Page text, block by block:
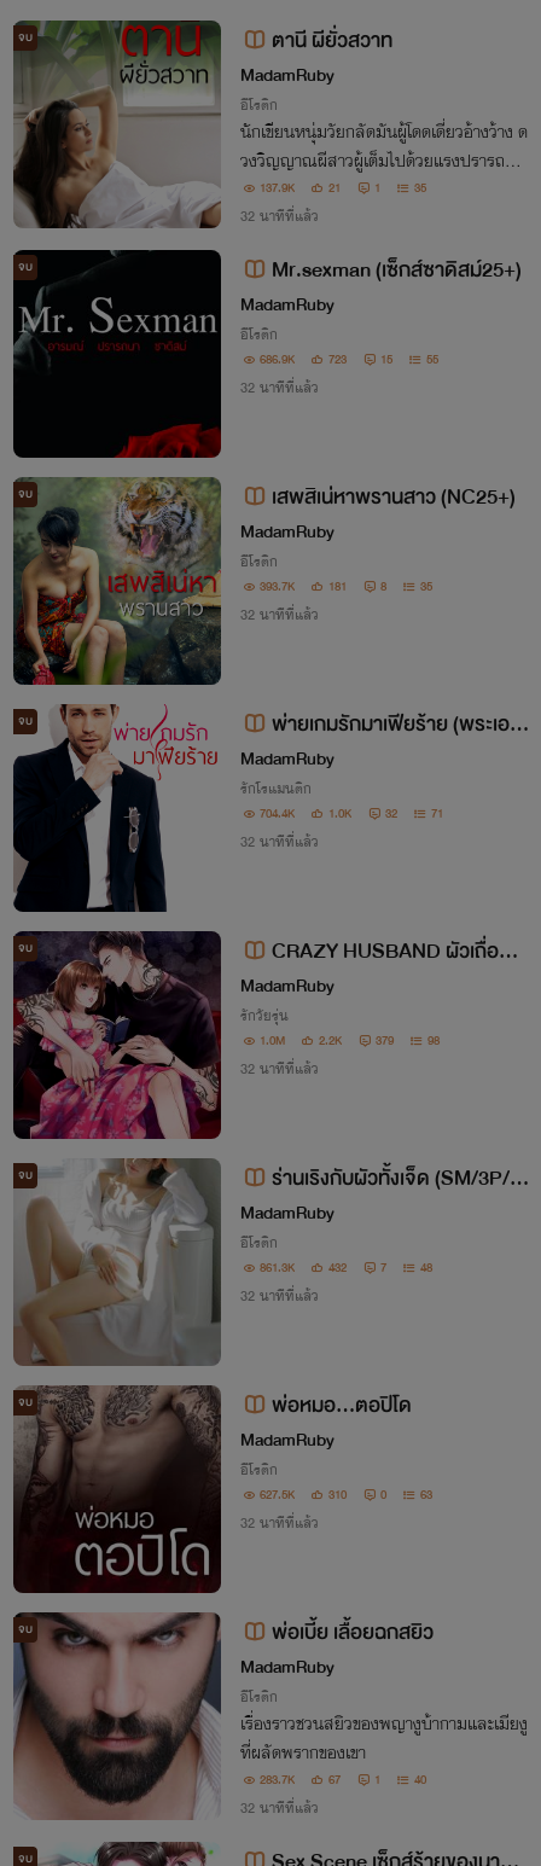
จบ ตานี ผียั่วสวาท
MadamRuby
อีโรติก
นักเขียนหนุ่มวัยกลัดมันผู้โดดเดี่ยวอ้างว้าง ด
วงวิญญาณผีสาวผู้เต็มไปด้วยแรงปรารถนา
อันเริงร้อน เมื่อทั้งสองได้ถูกพรหมลิขิตชักพ
าให้มาพบกัน… สัมพันธ์สวาทจึงปะทุขึ้น
137.9K 21 1 35
32 นาทีที่แล้ว
จบ Mr.sexman (เซ็กส์ซาดิสม์25+)
MadamRuby
อีโรติก
686.9K 723 15 55
32 นาทีที่แล้ว
จบ เสพสิเน่หาพรานสาว (NC25+)
MadamRuby
อีโรติก
393.7K 181 8 35
32 นาทีที่แล้ว
จบ
พ่ายเกมรักมาเฟียร้าย (พระเอก
หื่นเซ็กส์จัด)
MadamRuby
รักโรแมนติก
704.4K 1.0K 32 71
32 นาทีที่แล้ว
จบ
CRAZY HUSBAND ผัวเถื่อน
(SM/NC21+)
MadamRuby
รักวัยรุ่น
1.0M 2.2K 379 98
32 นาทีที่แล้ว
จบ
ร่านเริงกับผัวทั้งเจ็ด (SM/3P/4
P/)
MadamRuby
อีโรติก
861.3K 432 7 48
32 นาทีที่แล้ว
จบ พ่อหมอ...ตอปิโด
MadamRuby
อีโรติก
627.5K 310 0 63
32 นาทีที่แล้ว
จบ พ่อเบี้ย เลื้อยฉกสยิว
MadamRuby
อีโรติก
เรื่องราวชวนสยิวของพญางูบ้ากามและเมียงู
ที่ผลัดพรากของเขา
283.7K 67 1 40
32 นาทีที่แล้ว
จบ